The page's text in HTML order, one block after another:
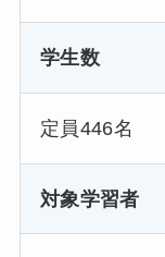
学生数
定員446名
対象学習者